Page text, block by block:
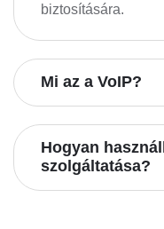
biztosítására.
Mi az a VoIP?
Hogyan
szolgáltatása?